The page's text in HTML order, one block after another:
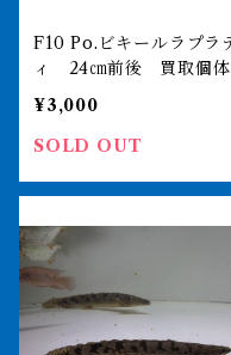
F10 Po.ビキールラプラデ
ィ 24㎝前後 買取個体
¥3,000
SOLD OUT